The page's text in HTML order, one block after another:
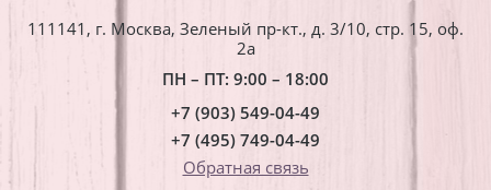
111141, г. Москва, Зеленый пр-кт., д. 3/10, стр. 15, оф.
2a
ПН – ПТ: 9:00 – 18:00
+7 (903) 549-04-49
+7 (495) 749-04-49
Обратная связь